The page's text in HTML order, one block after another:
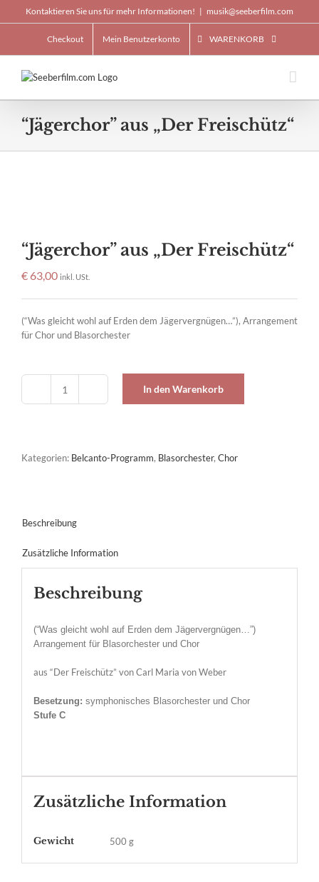
to
Kontaktieren Sie uns für mehr Informationen! | musik@seeberfilm.com
Checkout Mein Benutzerkonto WARENKORB
“Jägerchor” aus „Der Freischütz“
“Jägerchor” aus „Der Freischütz“
€ 63,00 inkl. USt.
(“Was gleicht wohl auf Erden dem Jägervergnügen…”), Arrangement
für Chor und Blasorchester
“Jägerchor”
Menge
In den Warenkorb
Kategorien: Belcanto-Programm, Blasorchester, Chor
Beschreibung
Zusätzliche Information
Beschreibung
(“Was gleicht wohl auf Erden dem Jägervergnügen…”)
Arrangement für Blasorchester und Chor
aus “Der Freischütz” von Carl Maria von Weber
Besetzung: symphonisches Blasorchester und Chor
Stufe C
Zusätzliche Information
Gewicht 500 g